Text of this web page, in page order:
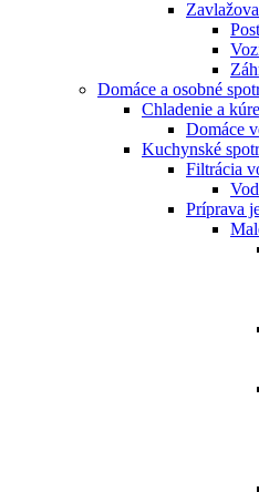
Domáce a osobné
Chladenie a
Domáce
Kuchynské
Filtrácia
Príprava